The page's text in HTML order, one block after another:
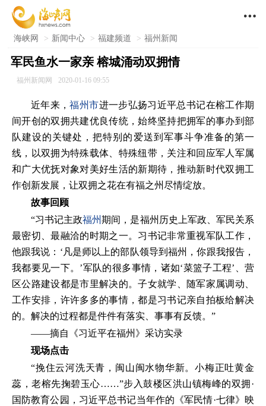

海峡网 > 新闻中心 > 福建频道 > 福州新闻
军民鱼水一家亲 榕城涌动双拥情
福州新闻网 2020-01-16 09:55
近年来，福州市进一步弘扬习近平总书记在榕工作期
间开创的双拥共建优良传统，始终坚持把拥军的事办到部
队建设的关键处，把特别的爱送到军事斗争准备的第一
线，以双拥为特殊载体、特殊纽带，关注和回应军人军属
和广大优抚对象对美好生活的新期待，推动新时代双拥工
作创新发展，让双拥之花在有福之州尽情绽放。
故事回顾
“习书记主政福州期间，是福州历史上军政、军民关系
最密切、最融洽的时期之一。习书记非常重视军队工作，
他跟我说：‘凡是师以上的部队领导到福州，你跟我报告，
我都要见一下。’军队的很多事情，诸如‘菜篮子工程’、营
区公路建设都是市里解决的。子女就学、随军家属调动、
工作安排，许许多多的事情，都是习书记亲自拍板给解决
的。解决的过程都是件件有落实、事事有反馈。”
——摘自《习近平在福州》采访实录
现场点击
“挽住云河洗天青，闽山闽水物华新。小梅正吐黄金
蕊，老榕先掬碧玉心……”步入鼓楼区洪山镇梅峰的双拥·
国防教育公园，习近平总书记当年作的《军民情·七律》映